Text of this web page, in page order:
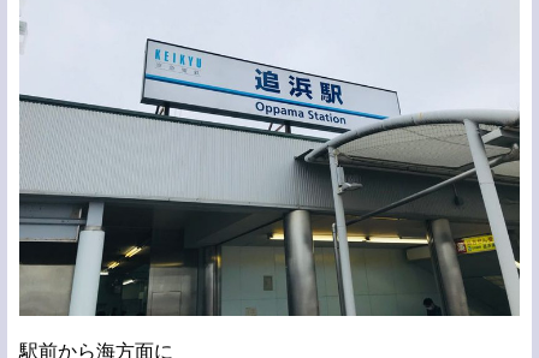
駅前から海方面に